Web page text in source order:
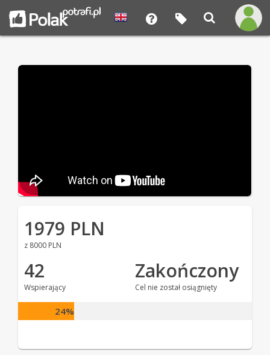
1979 PLN
z 8000 PLN
42
Wspierający
Zakończony
Cel nie został osiągnięty
24%